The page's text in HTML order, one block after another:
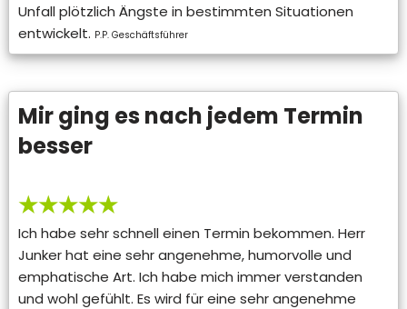
Unfall plötzlich Ängste in bestimmten Situationen
entwickelt. P.P. Geschäftsführer
Mir ging es nach jedem Termin
besser
★★★★★
Ich habe sehr schnell einen Termin bekommen. Herr
Junker hat eine sehr angenehme, humorvolle und
emphatische Art. Ich habe mich immer verstanden
und wohl gefühlt. Es wird für eine sehr angenehme